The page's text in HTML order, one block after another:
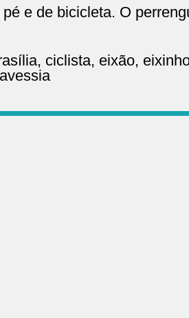
e de bicicleta. O
, ciclista, eixão,